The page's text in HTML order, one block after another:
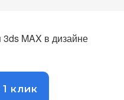
MAX в дизайне
клик